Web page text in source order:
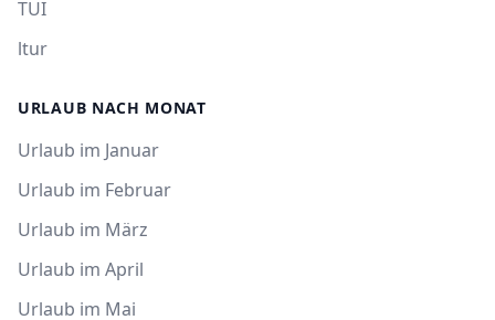
TUI
ltur
URLAUB NACH MONAT
Urlaub im Januar
Urlaub im Februar
Urlaub im März
Urlaub im April
Urlaub im Mai